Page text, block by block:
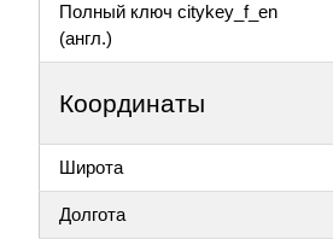
Полный ключ citykey_f_en
(англ.)
Координаты
Широта
Долгота